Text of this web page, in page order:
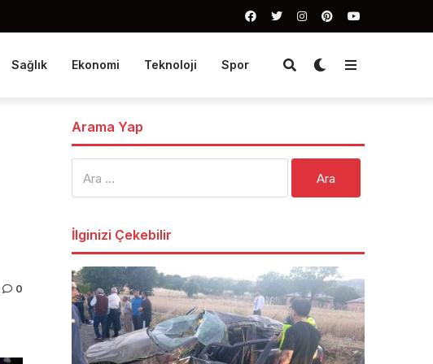
Sağlık Ekonomi Teknoloji Spor
0
Arama Yap
İlginizi Çekebilir